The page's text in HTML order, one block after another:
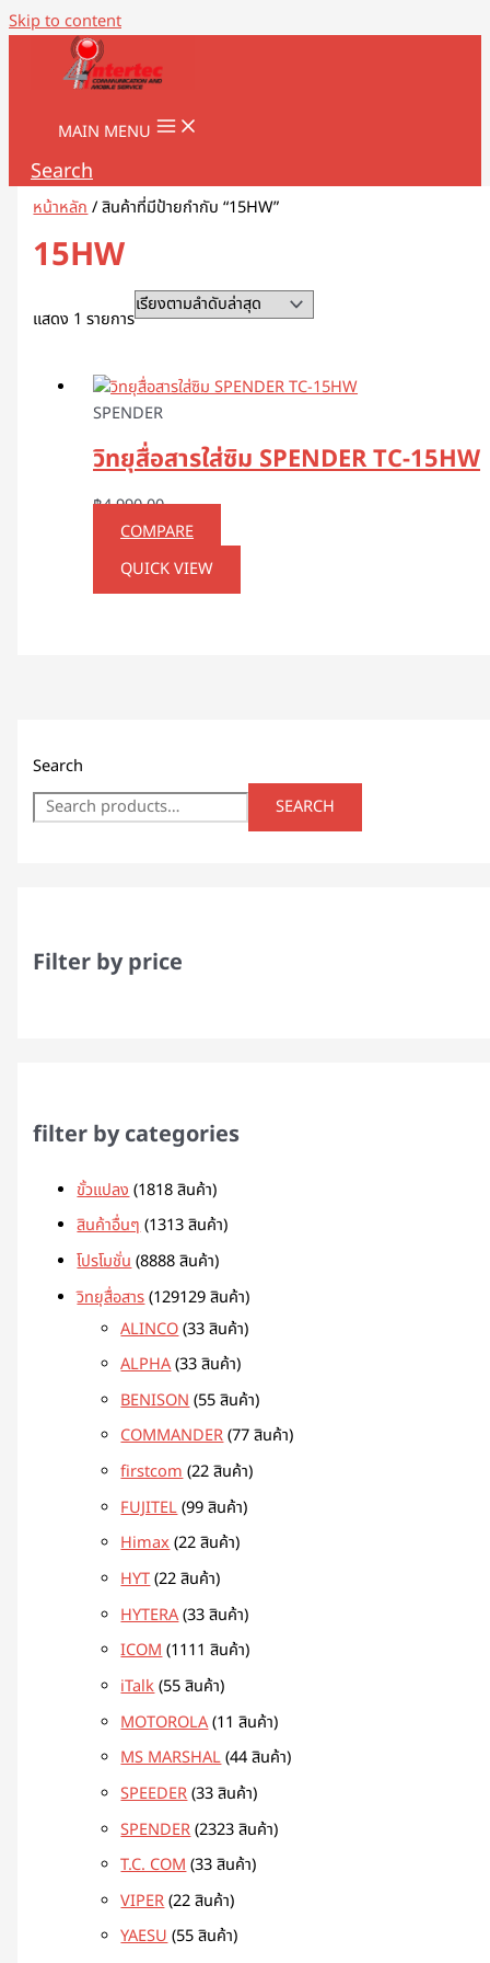
Skip to content
MAIN MENU
Search
Search
SEARCH
Filter by price
filter by categories
ขั้วแปลง 1818 สินค้า
สินค้าอื่นๆ 1313 สินค้า
โปรโมชั่น 8888 สินค้า
วิทยุสื่อสาร 129129 สินค้า
ALINCO 33 สินค้า
ALPHA 33 สินค้า
BENISON 55 สินค้า
COMMANDER 77 สินค้า
firstcom 22 สินค้า
FUJITEL 99 สินค้า
Himax 22 สินค้า
HYT 22 สินค้า
HYTERA 33 สินค้า
ICOM 1111 สินค้า
iTalk 55 สินค้า
MOTOROLA 11 สินค้า
MS MARSHAL 44 สินค้า
SPEEDER 33 สินค้า
SPENDER 2323 สินค้า
T.C. COM 33 สินค้า
VIPER 22 สินค้า
YAESU 55 สินค้า
หน้าหลัก/ สินค้าที่มีป้ายกำกับ “15HW”
15HW
แสดง 1 รายการ
SPENDER
วิทยุสื่อสารใส่ซิม SPENDER TC-15HW
฿4,990.00
COMPARE
QUICK VIEW